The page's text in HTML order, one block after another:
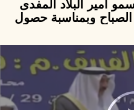
أمير البلاد المفدى
الصباح وبمناسبة حصول
عالمي